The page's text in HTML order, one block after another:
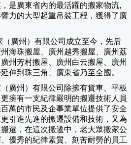
是廣東省內的最活躍的搬家物流,
力的大型起重吊裝工程，獲得了廣
廣州 ）有限公司成立至今，先后
海珠搬屋、廣州越秀搬屋、廣州荔
州芳村搬屋、廣州白云搬屋、廣州
伸到珠三角、廣東省乃至全國。
廣州 ）有限公司除擁有貨車、平板
擁有一支紀律嚴明的搬遷技術人員
萬的市民及企事業單位提供了安全
引進先進的搬遷設備和技術，又為
遷，在這次搬遷中，老大眾搬家公
優秀的紀律素質、刻苦耐勞的員工